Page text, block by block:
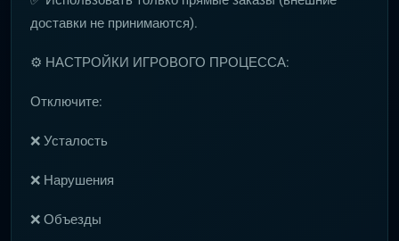
доставки не принимаются).
⚙️ НАСТРОЙКИ ИГРОВОГО ПРОЦЕССА:
Отключите:
❌ Усталость
❌ Нарушения
❌ Объезды